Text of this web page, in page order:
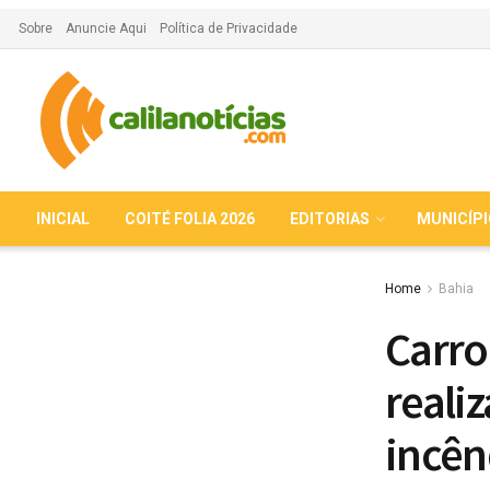
Sobre Anuncie Aqui Política de Privacidade
INICIAL COITÉ FOLIA 2026 EDITORIAS
Home Bahia